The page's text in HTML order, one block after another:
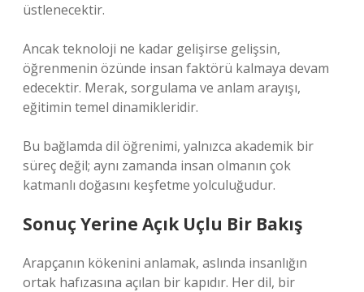
üstlenecektir.
Ancak teknoloji ne kadar gelişirse gelişsin,
öğrenmenin özünde insan faktörü kalmaya devam
edecektir. Merak, sorgulama ve anlam arayışı,
eğitimin temel dinamikleridir.
Bu bağlamda dil öğrenimi, yalnızca akademik bir
süreç değil; aynı zamanda insan olmanın çok
katmanlı doğasını keşfetme yolculuğudur.
Sonuç Yerine Açık Uçlu Bir Bakış
Arapçanın kökenini anlamak, aslında insanlığın
ortak hafızasına açılan bir kapıdır. Her dil, bir